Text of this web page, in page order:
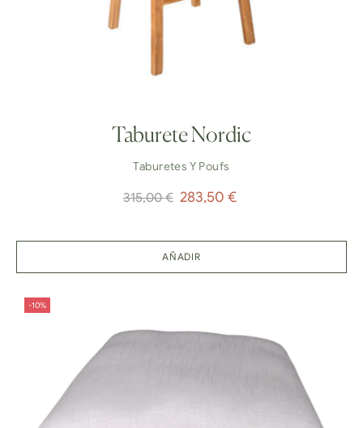
Taburete Nordic
Taburetes Y Poufs
Precio
315,00 € Precio
283,50 €
AÑADIR
-10%